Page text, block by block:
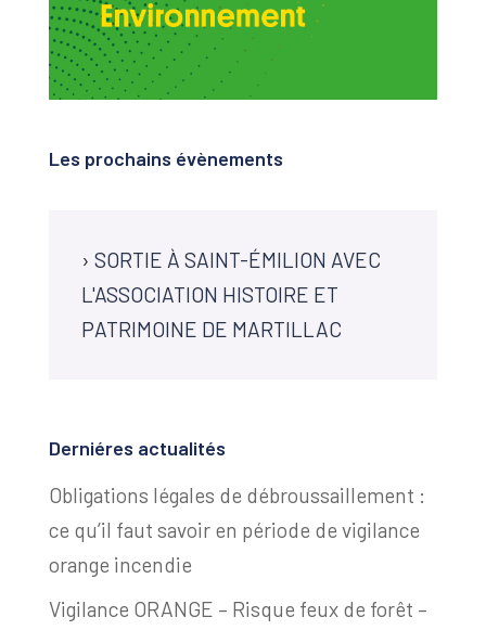
Les prochains évènements
› SORTIE À SAINT-ÉMILION AVEC
L'ASSOCIATION HISTOIRE ET
PATRIMOINE DE MARTILLAC
Derniéres actualités
Obligations légales de débroussaillement :
ce qu’il faut savoir en période de vigilance
orange incendie
Vigilance ORANGE – Risque feux de forêt –